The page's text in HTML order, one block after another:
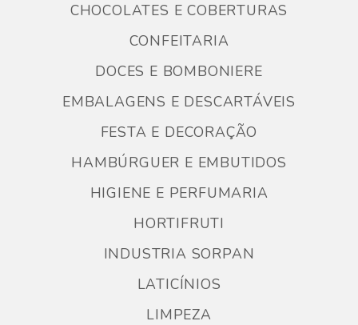
CHOCOLATES E COBERTURAS
CONFEITARIA
DOCES E BOMBONIERE
EMBALAGENS E DESCARTÁVEIS
FESTA E DECORAÇÃO
HAMBÚRGUER E EMBUTIDOS
HIGIENE E PERFUMARIA
HORTIFRUTI
INDUSTRIA SORPAN
LATICÍNIOS
LIMPEZA